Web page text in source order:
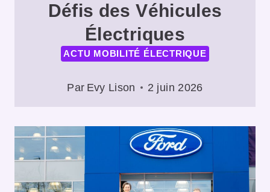
Défis des Véhicules
Électriques
ACTU MOBILITÉ ÉLECTRIQUE
Par Evy Lison 2 juin 2026